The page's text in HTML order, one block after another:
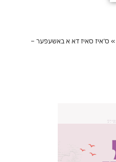
» ס’איז סאיז דא א באשעפער –